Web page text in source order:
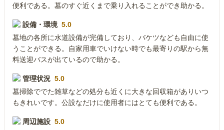
便利である。墓のすぐ近くまで乗り入れることができ助かる。
設備・環境 5.0
墓地の各所に水道設備が完備しており、バケツなども自由に使
うことができる。自家用車でいけない時でも最寄りの駅から無
料送迎バスが出ているので助かる。
管理状況 5.0
墓掃除ででた雑草などの処分も近くに大きな回収箱がありいつ
もきれいです。公設なだけに使用者にはとても便利である。
周辺施設 5.0